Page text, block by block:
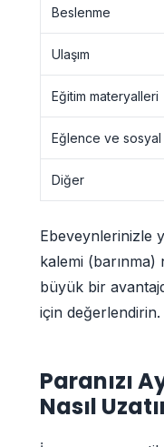
Beslenme
Ulaşım
Eğitim materyalleri
Eğlence ve sosyal
Diğer
Ebeveynlerinizle
kalemi
büyük bir
için değerlendirin.
Paranızı
Nasıl